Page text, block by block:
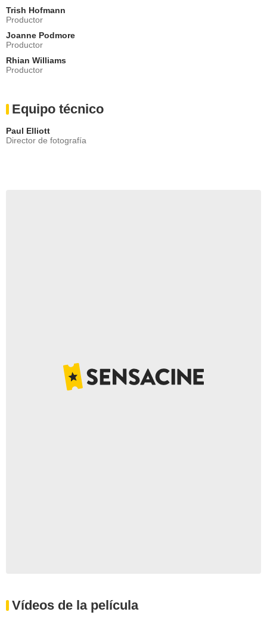
Trish Hofmann
Productor
Joanne Podmore
Productor
Rhian Williams
Productor
Equipo técnico
Paul Elliott
Director de fotografía
Vídeos de la película